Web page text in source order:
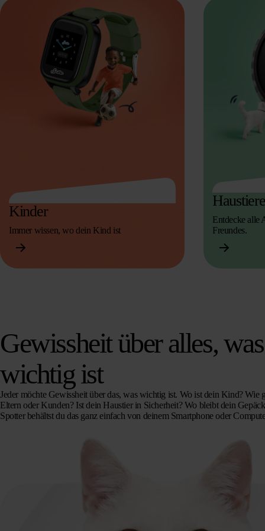
Kinder
Immer wissen, wo dein Kind ist
Haustiere
Entdecke alle
Freundes.
Gewissheit über alles,
wichtig ist
Jeder möchte Gewissheit über das, was wichtig ist. Wo ist dein Kind? Wie
Eltern oder Kunden? Ist dein Haustier in Sicherheit? Wo bleibt dein
Spotter behältst du das ganz einfach von deinem Smartphone oder